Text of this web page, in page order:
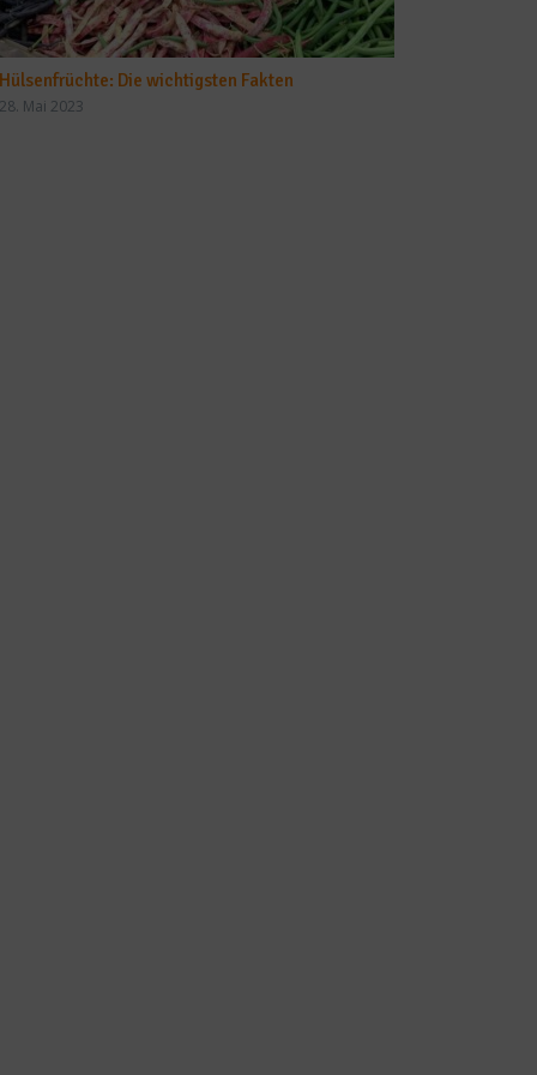
Hülsenfrüchte: Die wichtigsten Fakten
28. Mai 2023